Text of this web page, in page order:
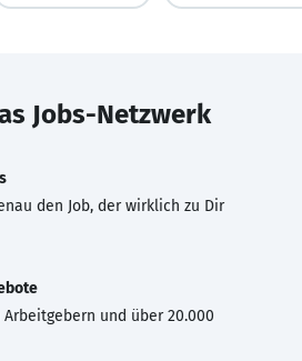
Jobs-Netzwerk
den Job, der wirklich zu Dir
und über 20.000